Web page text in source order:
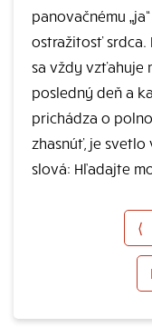
panovačnému
ostražitosť srdca.
sa vždy vzťahuje
posledný deň a
prichádza o
zhasnúť, je svetlo
slová: Hľadajte
⟨